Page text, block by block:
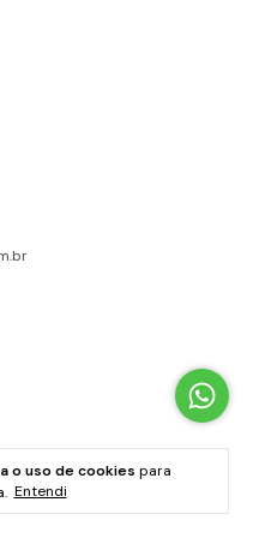
o uso de cookies para
Entendi